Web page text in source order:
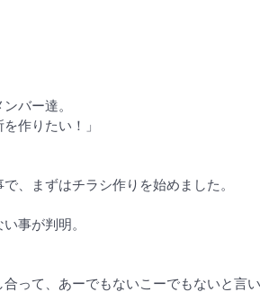
バー達。
作りたい！」
、まずはチラシ作りを始めました。
事が判明。
合って、あーでもないこーでもないと言